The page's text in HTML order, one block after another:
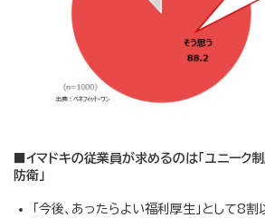
■イマドキの従業員が求めるのは「ユニーク制
防衛」
「今後、あったらよい福利厚生」として8